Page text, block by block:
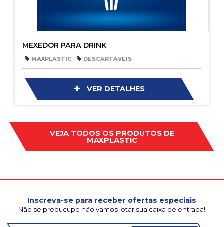
MEXEDOR PARA DRINK
MAXPLASTIC DESCARTÁVEIS
VER DETALHES
VEJA TODOS OS PRODUTOS DE
MAXPLASTIC
Inscreva-se para receber ofertas especiais
Não se preoucupe não vamos lotar sua caixa de entrada!